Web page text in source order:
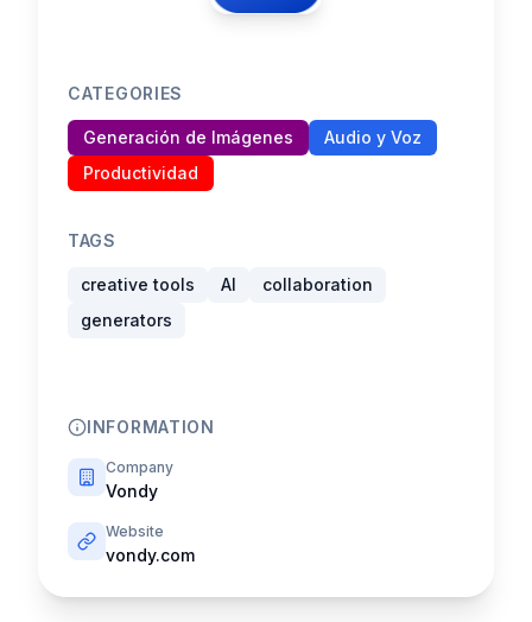
CATEGORIES
Generación de Imágenes
Audio y Voz
Productividad
TAGS
creative tools AI
collaboration
generators
INFORMATION
Company
Vondy
Website
vondy.com